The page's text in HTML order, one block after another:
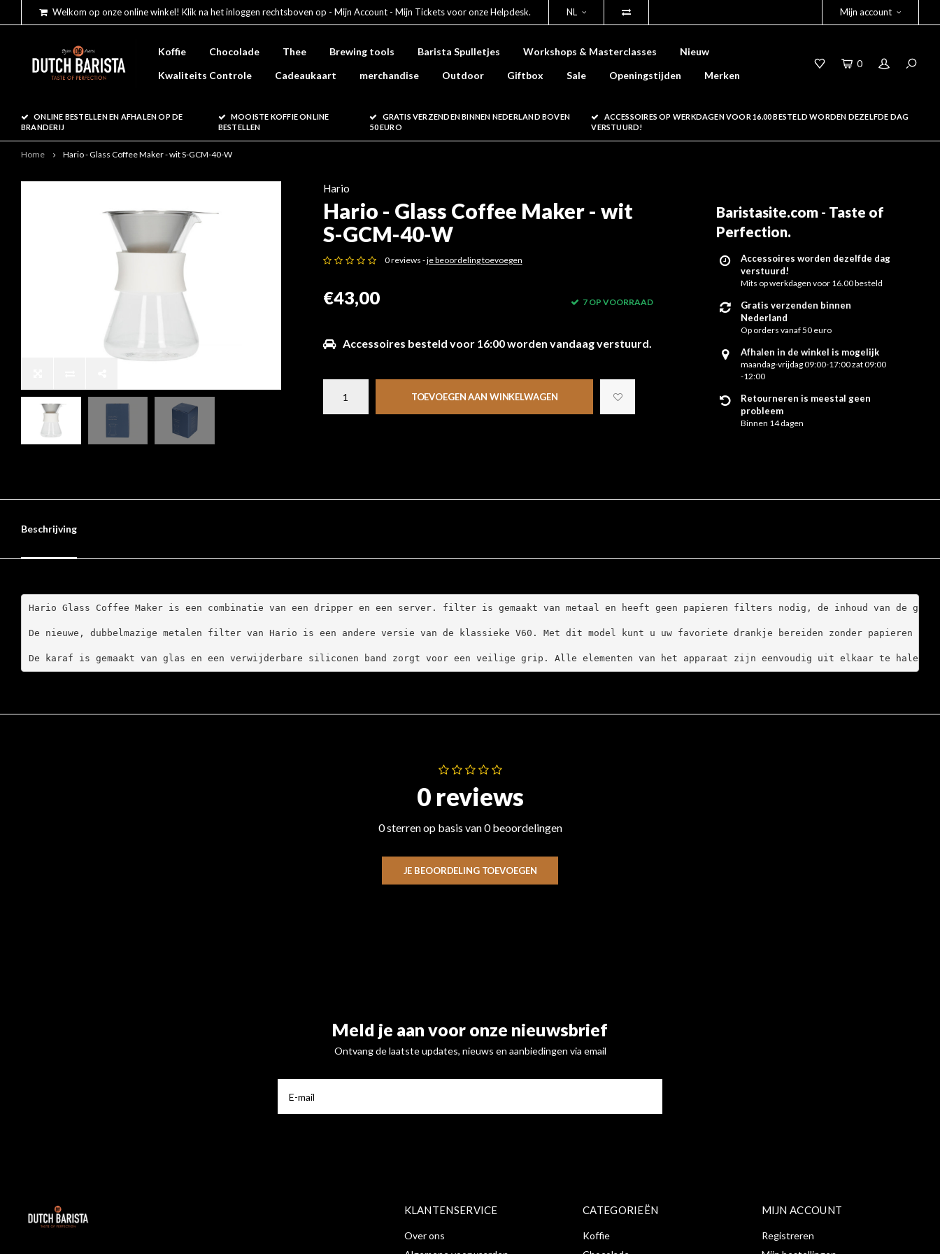
Welkom op onze online winkel! Klik na het inloggen rechtsboven op - Mijn Account - Mijn Tickets voor onze Helpdesk. NL Mijn account
Koffie Chocolade Thee Brewing tools Barista Spulletjes Workshops & Masterclasses
Nieuw
Kwaliteits Controle
Cadeaukaart merchandise Outdoor Giftbox Sale Openingstijden Merken
0
ONLINE BESTELLEN EN AFHALEN OP DE
BRANDERIJ
MOOISTE KOFFIE ONLINE
BESTELLEN
GRATIS VERZENDEN BINNEN NEDERLAND BOVEN
50 EURO
ACCESSOIRES OP WERKDAGEN VOOR 16.00 BESTELD WORDEN DEZELFDE DAG
VERSTUURD!
Home Hario - Glass Coffee Maker - wit S-GCM-40-W
Hario
Hario - Glass Coffee Maker - wit
S-GCM-40-W
0 reviews -je beoordeling toevoegen
€43,00 7 OP VOORRAAD
Accessoires besteld voor 16:00 worden vandaag verstuurd.
TOEVOEGEN AAN WINKELWAGEN
Baristasite.com - Taste of
Perfection.
Accessoires worden dezelfde dag
verstuurd!
Mits op werkdagen voor 16.00 besteld
Gratis verzenden binnen
Nederland
Op orders vanaf 50 euro
Afhalen in de winkel is mogelijk
maandag-vrijdag 09:00-17:00 zat 09:00
-12:00
Retourneren is meestal geen
probleem
Binnen 14 dagen
Beschrijving
Hario Glass Coffee Maker is een combinatie van een dripper en een server. filter is gemaakt van metaal en heeft geen papieren filters nodig, de inhoud van de
De nieuwe, dubbelmazige metalen filter van Hario is een andere versie van de klassieke V60. Met dit model kunt u uw favoriete drankje bereiden zonder
De karaf is gemaakt van glas en een verwijderbare siliconen band zorgt voor een veilige grip. Alle elementen van het apparaat zijn eenvoudig uit elkaar te halen, wat
0 reviews
0 sterren op basis van 0 beoordelingen
JE BEOORDELING TOEVOEGEN
Meld je aan voor onze nieuwsbrief
Ontvang de laatste updates, nieuws en aanbiedingen via email
KLANTENSERVICE
Over ons
CATEGORIEËN
Koffie
MIJN ACCOUNT
Registreren